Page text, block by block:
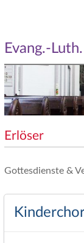
Evang.-
Erlöser
Gottesdienste &